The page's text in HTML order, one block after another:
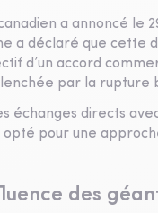
a annoncé le
a déclaré que cette
d’un accord
par la rupture
échanges directs
opté pour une
des